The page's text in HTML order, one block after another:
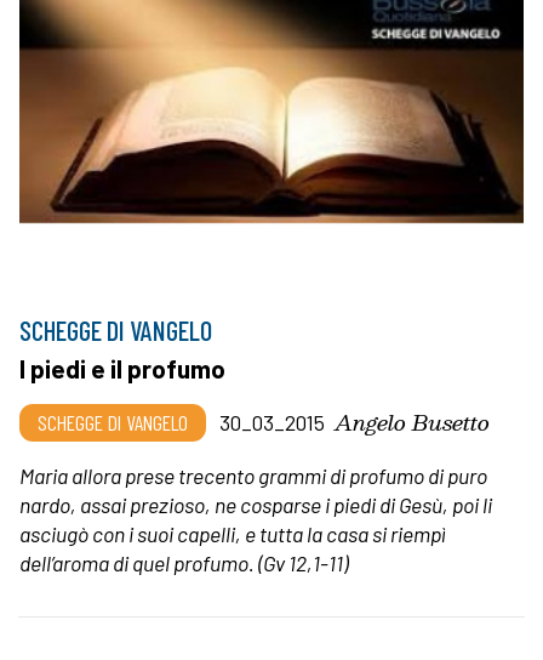
SCHEGGE DI VANGELO
I piedi e il profumo
SCHEGGE DI VANGELO 30_03_2015 Angelo Busetto
Maria allora prese trecento grammi di profumo di puro
nardo, assai prezioso, ne cosparse i piedi di Gesù, poi li
asciugò con i suoi capelli, e tutta la casa si riempì
dell’aroma di quel profumo. (Gv 12,1-11)